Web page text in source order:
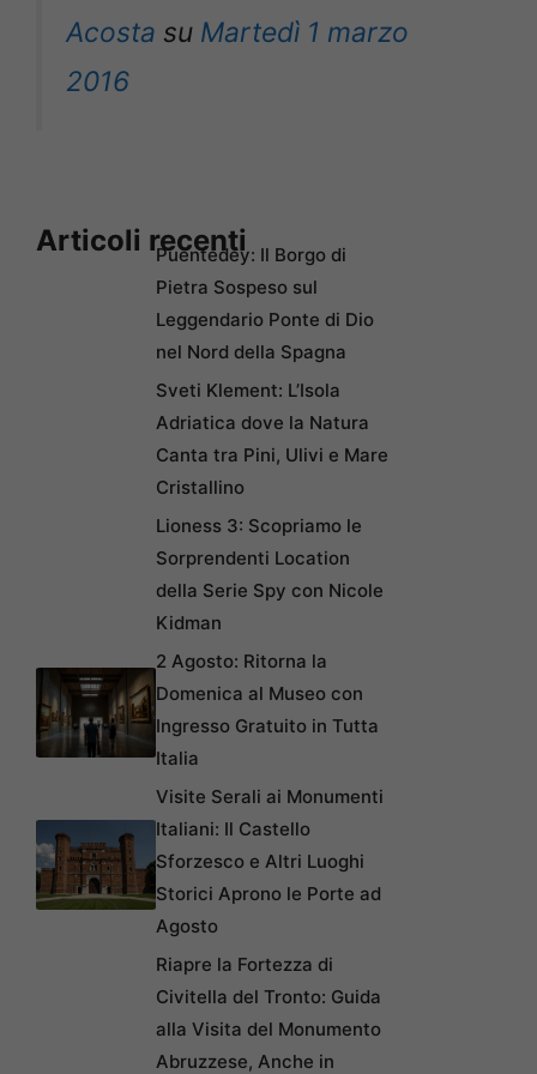
Acosta su Martedì 1 marzo
2016
Articoli recentiPuentedey: Il Borgo di
Pietra Sospeso sul
Leggendario Ponte di Dio
nel Nord della Spagna
Sveti Klement: L’Isola
Adriatica dove la Natura
Canta tra Pini, Ulivi e Mare
Cristallino
Lioness 3: Scopriamo le
Sorprendenti Location
della Serie Spy con Nicole
Kidman
2 Agosto: Ritorna la
Domenica al Museo con
Ingresso Gratuito in Tutta
Italia
Visite Serali ai Monumenti
Italiani: Il Castello
Sforzesco e Altri Luoghi
Storici Aprono le Porte ad
Agosto
Riapre la Fortezza di
Civitella del Tronto: Guida
alla Visita del Monumento
Abruzzese, Anche in